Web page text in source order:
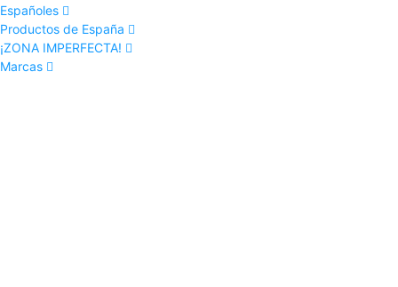
Españoles
Productos de España
¡ZONA IMPERFECTA!
Marcas